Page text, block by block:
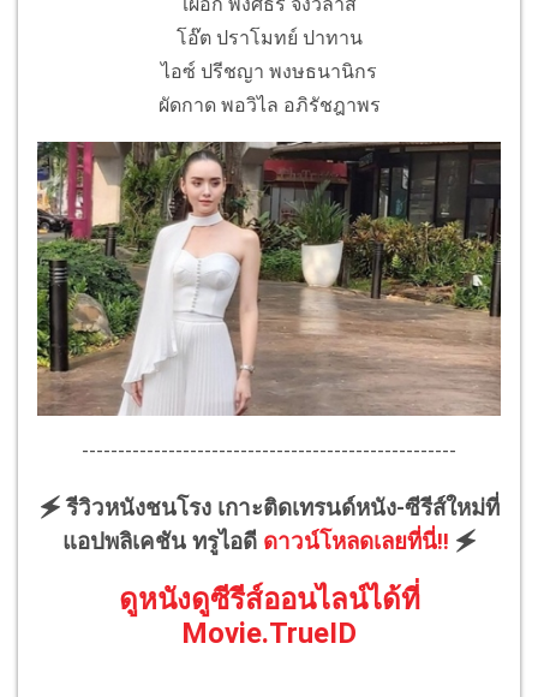
โอ๊ต ปราโมทย์ ปาทาน
ไอซ์ ปรีชญา พงษธนานิกร
ผัดกาด พอวิไล อภิรัชฎาพร
----------------------------------------------------
🗲 รีวิวหนังชนโรง เกาะติดเทรนด์หนัง-ซีรีส์ใหม่ที่
แอปพลิเคชัน ทรูไอดี ดาวน์โหลดเลยที่นี่!! 🗲
ดูหนังดูซีรีส์ออนไลน์ได้ที่
Movie.TrueID